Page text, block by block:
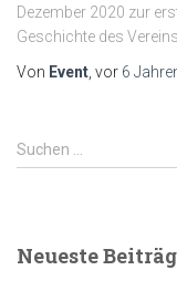
Dezember 2020 zur
Geschichte des
Von Event , vor 6
S
u
n
Suchen …
Neueste